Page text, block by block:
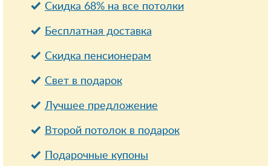
Скидка 68% на все потолки
Бесплатная доставка
Cкидка пенсионерам
Свет в подарок
Лучшее предложение
Второй потолок в подарок
Подарочные купоны